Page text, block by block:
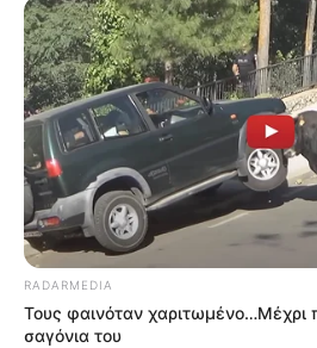
RADARMEDIA
Τους φαινόταν χαριτωμένο…Μέχρι
σαγόνια του